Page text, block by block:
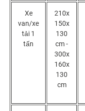
Xe
van/xe
tải 1
tấn
210x
150x
130
cm -
300x
160x
130
cm